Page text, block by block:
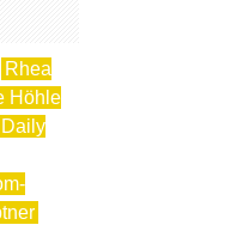
Rhea
Höhle
Daily